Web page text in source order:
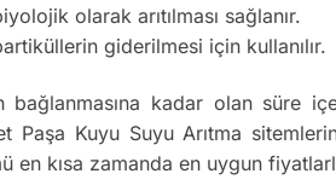
olarak arıtılması sağlanır.
giderilmesi için kullanılır.
kadar olan süre
Paşa Kuyu Suyu Arıtma
en kısa zamanda en uygun